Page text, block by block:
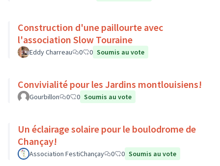
Construction d'une paillourte avec
l'association Slow Touraine
Eddy Charreau 0 0 Soumis au vote
Convivialité pour les Jardins montlouisiens!
Gourbillon 0 0 Soumis au vote
Un éclairage solaire pour le boulodrome de
Chançay!
Association FestiChançay 0 0 Soumis au vote